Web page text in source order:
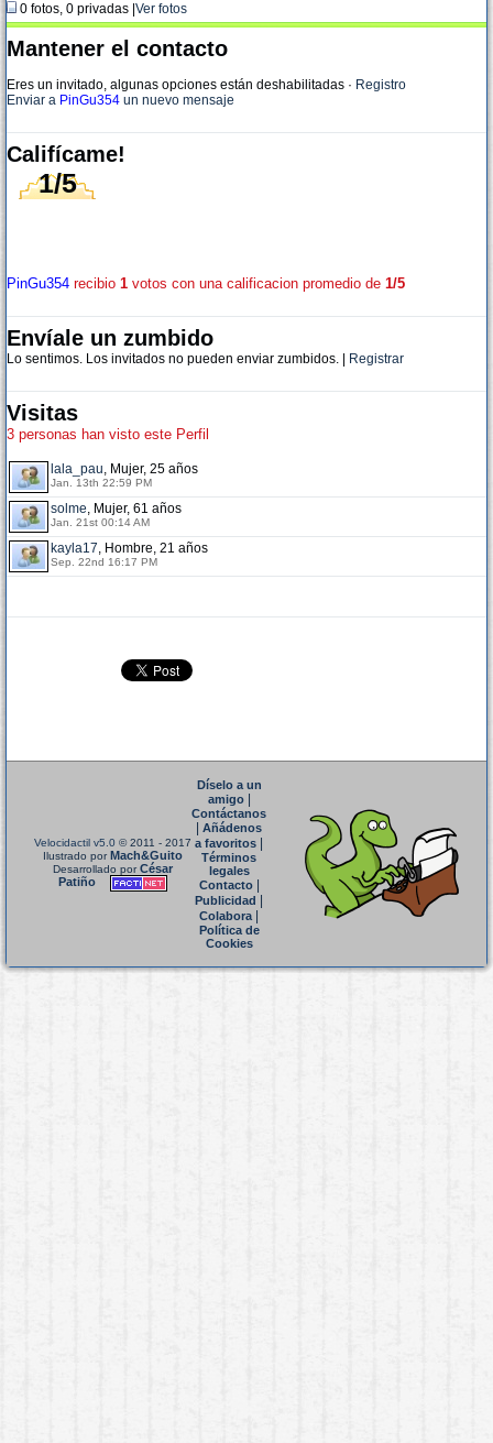
0 fotos, 0 privadas | Ver fotos
Mantener el contacto
Eres un invitado, algunas opciones están deshabilitadas · Registro
Enviar a PinGu354 un nuevo mensaje
Califícame!
1/5
PinGu354 recibio 1 votos con una calificacion promedio de 1/5
Envíale un zumbido
Lo sentimos. Los invitados no pueden enviar zumbidos. | Registrar
Visitas
3 personas han visto este Perfil
lala_pau, Mujer, 25 años
Jan. 13th 22:59 PM
solme, Mujer, 61 años
Jan. 21st 00:14 AM
kayla17, Hombre, 21 años
Sep. 22nd 16:17 PM
Velocidactil v5.0 © 2011 - 2017
Ilustrado porMach&Guito
Desarrollado porCésar
Patiño
Díselo a un
amigo|
Contáctanos
Añádenos
a favoritos
Términos
legales
Contacto|
Publicidad
Colabora|
Política de
Cookies